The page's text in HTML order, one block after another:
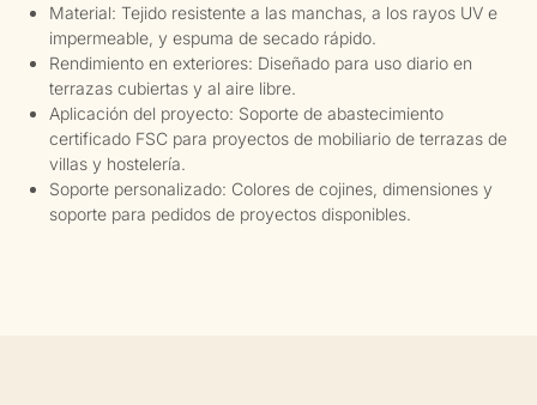
Material: Tejido resistente a las manchas, a los rayos UV e
impermeable, y espuma de secado rápido.
Rendimiento en exteriores: Diseñado para uso diario en
terrazas cubiertas y al aire libre.
Aplicación del proyecto: Soporte de abastecimiento
certificado FSC para proyectos de mobiliario de terrazas de
villas y hostelería.
Soporte personalizado: Colores de cojines, dimensiones y
soporte para pedidos de proyectos disponibles.